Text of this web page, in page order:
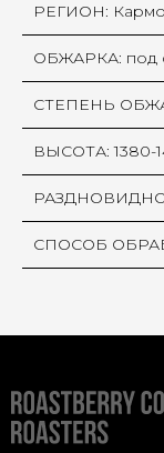
РЕГИОН:
ОБЖАРКА: под
СТЕПЕНЬ
ВЫСОТА: 1380-
СПОСОБ